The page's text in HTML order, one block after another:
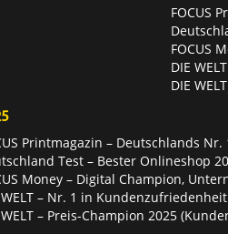
FOCUS
FOCUS
DIE
DIE
Printmagazin – Deutschlands
Test – Bester Onlineshop
Money – Digital Champion,
WELT – Nr. 1 in
WELT – Preis-Champion 2025